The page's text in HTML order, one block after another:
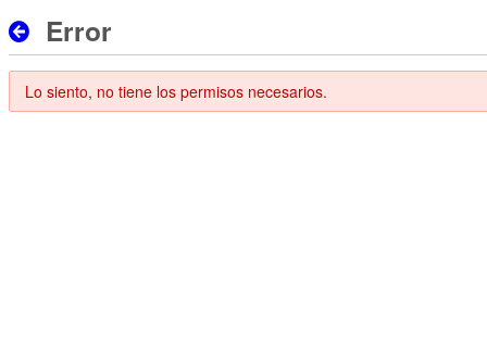
Error
Lo siento, no tiene los permisos necesarios.